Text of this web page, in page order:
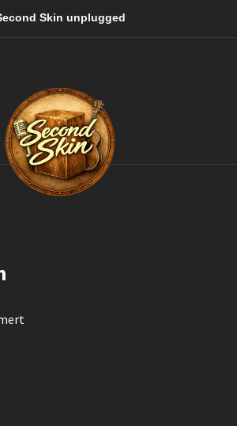
Skin unplugged